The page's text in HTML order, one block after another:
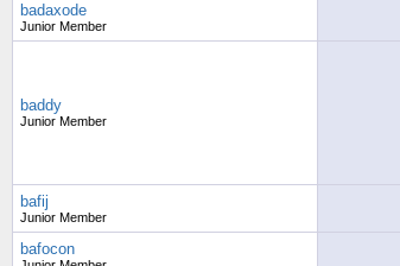
badaxode
Junior Member
baddy
Junior Member
bafij
Junior Member
bafocon